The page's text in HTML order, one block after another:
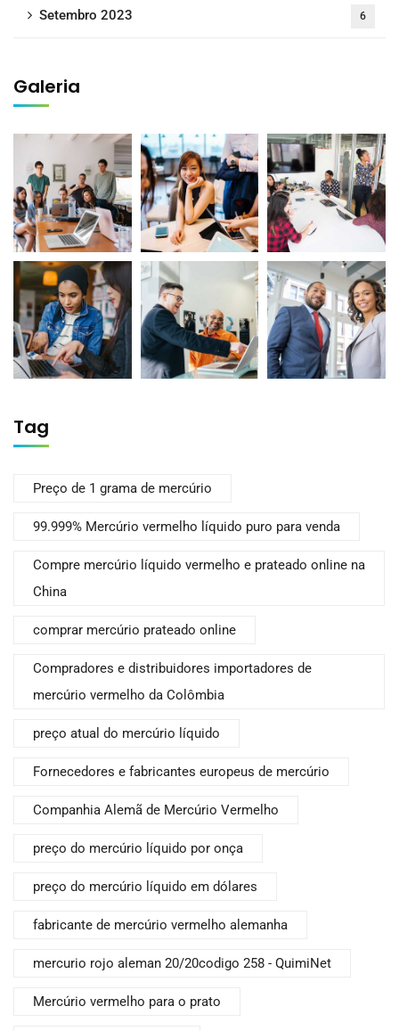
Setembro 2023 6
Galeria
Tag
Preço de 1 grama de mercúrio
99.999% Mercúrio vermelho líquido puro para venda
Compre mercúrio líquido vermelho e prateado online na
China
comprar mercúrio prateado online
Compradores e distribuidores importadores de
mercúrio vermelho da Colômbia
preço atual do mercúrio líquido
Fornecedores e fabricantes europeus de mercúrio
Companhia Alemã de Mercúrio Vermelho
preço do mercúrio líquido por onça
preço do mercúrio líquido em dólares
fabricante de mercúrio vermelho alemanha
mercurio rojo aleman 20/20codigo 258 - QuimiNet
Mercúrio vermelho para o prato